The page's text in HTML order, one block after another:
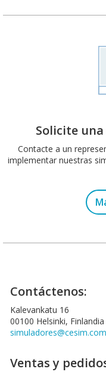
Solicite
Contacte a un
implementar nuestras
Contáctenos:
Kalevankatu 16
00100 Helsinki, Finlandia
simuladores@cesim.com
Ventas y